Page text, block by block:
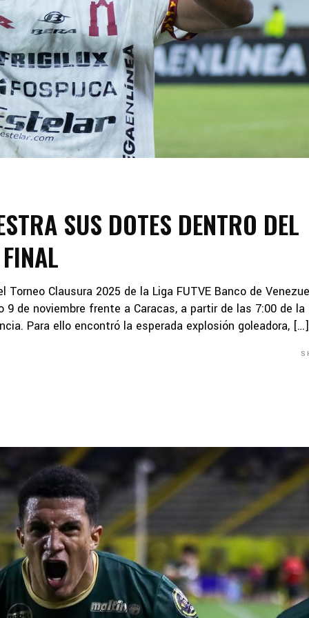
SUS DOTES DENTRO DEL
Clausura 2025 de la Liga FUTVE Banco de
de noviembre frente a Caracas, a partir de las 7:00 de la
Para ello encontró la esperada explosión goleadora, […]